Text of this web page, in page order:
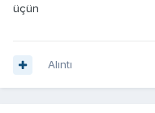
üçün
Alıntı